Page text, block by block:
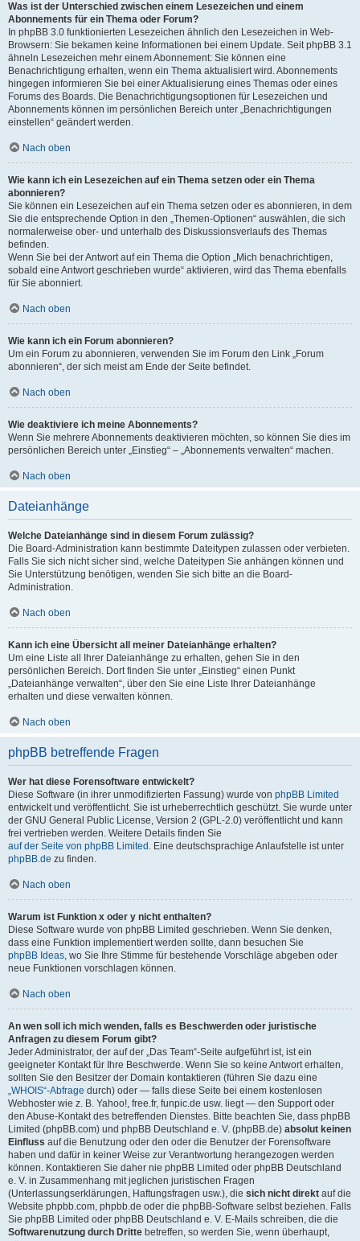
Was ist der Unterschied zwischen einem Lesezeichen und einem
Abonnements für ein Thema oder Forum?
In phpBB 3.0 funktionierten Lesezeichen ähnlich den Lesezeichen in Web-
Browsern: Sie bekamen keine Informationen bei einem Update. Seit phpBB 3.1
ähneln Lesezeichen mehr einem Abonnement: Sie können eine
Benachrichtigung erhalten, wenn ein Thema aktualisiert wird. Abonnements
hingegen informieren Sie bei einer Aktualisierung eines Themas oder eines
Forums des Boards. Die Benachrichtigungsoptionen für Lesezeichen und
Abonnements können im persönlichen Bereich unter „Benachrichtigungen
einstellen“ geändert werden.
Nach oben
Wie kann ich ein Lesezeichen auf ein Thema setzen oder ein Thema
abonnieren?
Sie können ein Lesezeichen auf ein Thema setzen oder es abonnieren, in dem
Sie die entsprechende Option in den „Themen-Optionen“ auswählen, die sich
normalerweise ober- und unterhalb des Diskussionsverlaufs des Themas
befinden.
Wenn Sie bei der Antwort auf ein Thema die Option „Mich benachrichtigen,
sobald eine Antwort geschrieben wurde“ aktivieren, wird das Thema ebenfalls
für Sie abonniert.
Nach oben
Wie kann ich ein Forum abonnieren?
Um ein Forum zu abonnieren, verwenden Sie im Forum den Link „Forum
abonnieren“, der sich meist am Ende der Seite befindet.
Nach oben
Wie deaktiviere ich meine Abonnements?
Wenn Sie mehrere Abonnements deaktivieren möchten, so können Sie dies im
persönlichen Bereich unter „Einstieg“ – „Abonnements verwalten“ machen.
Nach oben
Dateianhänge
Welche Dateianhänge sind in diesem Forum zulässig?
Die Board-Administration kann bestimmte Dateitypen zulassen oder verbieten.
Falls Sie sich nicht sicher sind, welche Dateitypen Sie anhängen können und
Sie Unterstützung benötigen, wenden Sie sich bitte an die Board-
Administration.
Nach oben
Kann ich eine Übersicht all meiner Dateianhänge erhalten?
Um eine Liste all Ihrer Dateianhänge zu erhalten, gehen Sie in den
persönlichen Bereich. Dort finden Sie unter „Einstieg“ einen Punkt
„Dateianhänge verwalten“, über den Sie eine Liste Ihrer Dateianhänge
erhalten und diese verwalten können.
Nach oben
phpBB betreffende Fragen
Wer hat diese Forensoftware entwickelt?
Diese Software (in ihrer unmodifizierten Fassung) wurde von phpBB Limited
entwickelt und veröffentlicht. Sie ist urheberrechtlich geschützt. Sie wurde unter
der GNU General Public License, Version 2 (GPL-2.0) veröffentlicht und kann
frei vertrieben werden. Weitere Details finden Sie
auf der Seite von phpBB Limited . Eine deutschsprachige Anlaufstelle ist unter
phpBB.de zu finden.
Nach oben
Warum ist Funktion x oder y nicht enthalten?
Diese Software wurde von phpBB Limited geschrieben. Wenn Sie denken,
dass eine Funktion implementiert werden sollte, dann besuchen Sie
phpBB Ideas, wo Sie Ihre Stimme für bestehende Vorschläge abgeben oder
neue Funktionen vorschlagen können.
Nach oben
An wen soll ich mich wenden, falls es Beschwerden oder juristische
Anfragen zu diesem Forum gibt?
Jeder Administrator, der auf der „Das Team“-Seite aufgeführt ist, ist ein
geeigneter Kontakt für Ihre Beschwerde. Wenn Sie so keine Antwort erhalten,
sollten Sie den Besitzer der Domain kontaktieren (führen Sie dazu eine
„WHOIS“-Abfrage durch) oder — falls diese Seite bei einem kostenlosen
Webhoster wie z. B. Yahoo!, free.fr, funpic.de usw. liegt — den Support oder
den Abuse-Kontakt des betreffenden Dienstes. Bitte beachten Sie, dass phpBB
Limited (phpBB.com) und phpBB Deutschland e. V. (phpBB.de) absolut keinen
Einfluss auf die Benutzung oder den oder die Benutzer der Forensoftware
haben und dafür in keiner Weise zur Verantwortung herangezogen werden
können. Kontaktieren Sie daher nie phpBB Limited oder phpBB Deutschland
e. V. in Zusammenhang mit jeglichen juristischen Fragen
(Unterlassungserklärungen, Haftungsfragen usw.), die sich nicht direkt auf die
Website phpbb.com, phpbb.de oder die phpBB-Software selbst beziehen. Falls
Sie phpBB Limited oder phpBB Deutschland e. V. E-Mails schreiben, die die
Softwarenutzung durch Dritte betreffen, so werden Sie, wenn überhaupt,